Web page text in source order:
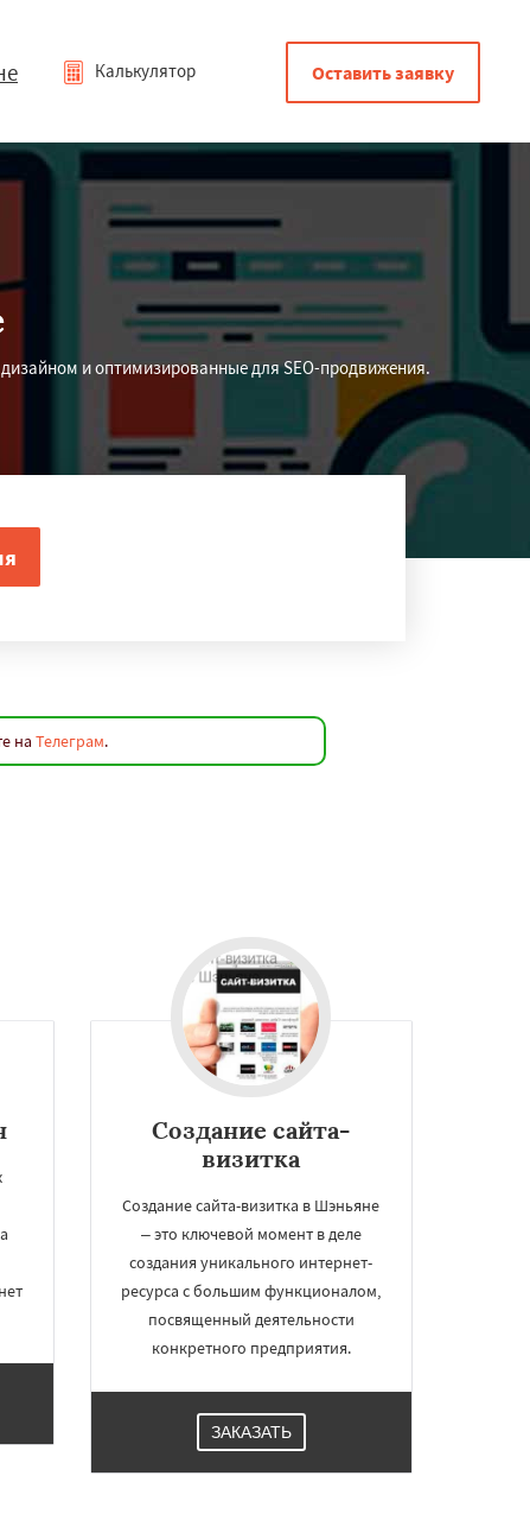
Калькулятор Оставить заявку
и оптимизированные для SEO-продвижения.
на Телеграм.
Создание сайта-
визитка
Создание сайта-визитка в Шэньяне
– это ключевой момент в деле
создания уникального интернет-
ресурса с большим функционалом,
посвященный деятельности
конкретного предприятия.
ЗАКАЗАТЬ